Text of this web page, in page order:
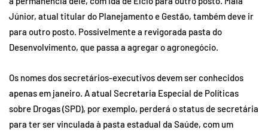
Júnior, atual titular do Planejamento e Gestão, também deve ir
para outro posto. Possivelmente a revigorada pasta do
Desenvolvimento, que passa a agregar o agronegócio.
Os nomes dos secretários-executivos devem ser conhecidos
apenas em janeiro. A atual Secretaria Especial de Políticas
sobre Drogas (SPD), por exemplo, perderá o status de secretária
para ter ser vinculada à pasta estadual da Saúde, com um